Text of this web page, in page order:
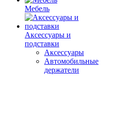
Мебель
Аксессуары и
подставки
Аксессуары
Автомобильные
держатели